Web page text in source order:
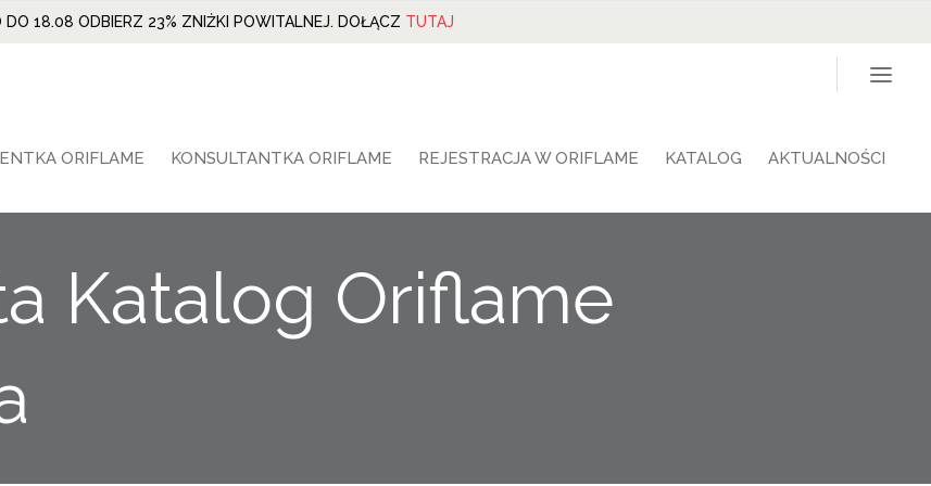
DO 18.08 ODBIERZ 23% ZNIŻKI POWITALNEJ. DOŁĄCZ TUTAJ
ORIFLAME KONSULTANTKA ORIFLAME REJESTRACJA W ORIFLAME KATALOG AKTUALNOŚCI
Katalog Oriflame